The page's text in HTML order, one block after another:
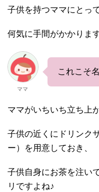
子供を持つママにとっ
何気に手間がかかりま
ママ
これこそ
ママがいちいち立ち上
子供の近くにドリンク
ー）を用意しておき、
子供自身にお茶を注い
リですよね♪